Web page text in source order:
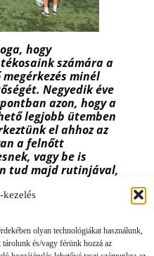
olyan technológiákat használunk,
és/vagy férünk hozzá az
hogy
számára a
minél
Negyedik éve
azon, hogy a
legjobb ütemben
el ahhoz az
a felnőtt
vagy be is
tud majd rutinjával,
hogy egy
Pacsi Bálint szakmai